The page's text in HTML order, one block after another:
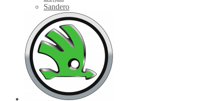
Sandero